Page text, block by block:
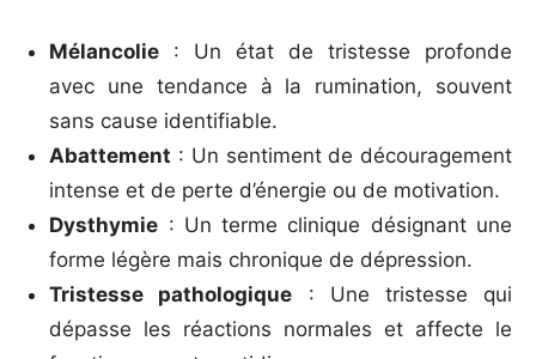
Mélancolie : Un état de tristesse profonde
avec une tendance à la rumination, souvent
sans cause identifiable.
Abattement : Un sentiment de découragement
intense et de perte d’énergie ou de motivation.
Dysthymie : Un terme clinique désignant une
forme légère mais chronique de dépression.
Tristesse pathologique : Une tristesse qui
dépasse les réactions normales et affecte le